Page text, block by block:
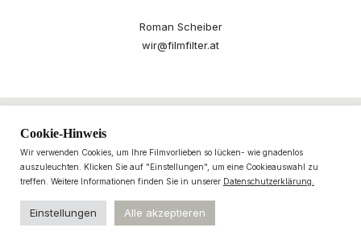
Roman Scheiber
wir@filmfilter.at
Cookie-Hinweis
Wir verwenden Cookies, um Ihre Filmvorlieben so lücken- wie gnadenlos
auszuleuchten. Klicken Sie auf "Einstellungen", um eine Cookieauswahl zu
treffen. Weitere Informationen finden Sie in unserer Datenschutzerklärung.
Einstellungen Alle akzeptieren